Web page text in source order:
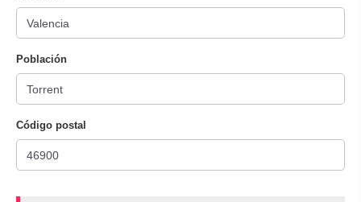
Población
Código postal